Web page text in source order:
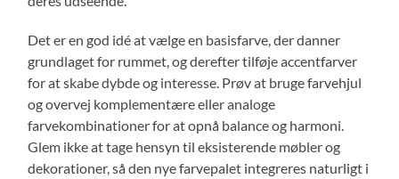
Det er en god idé at vælge en basisfarve, der danner
grundlaget for rummet, og derefter tilføje accentfarver
for at skabe dybde og interesse. Prøv at bruge farvehjul
og overvej komplementære eller analoge
farvekombinationer for at opnå balance og harmoni.
Glem ikke at tage hensyn til eksisterende møbler og
dekorationer, så den nye farvepalet integreres naturligt i